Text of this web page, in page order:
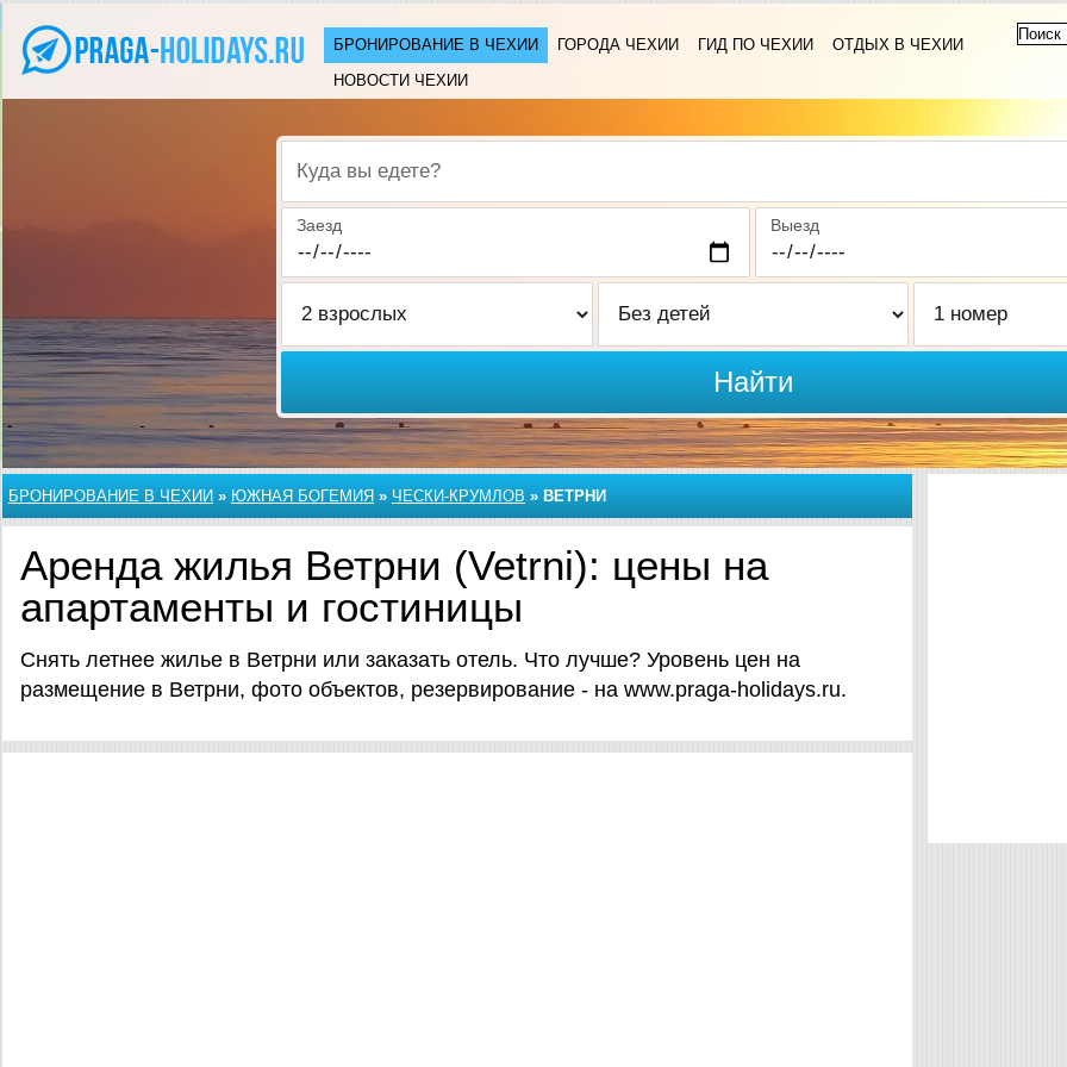
БРОНИРОВАНИЕ В ЧЕХИИ ГОРОДА ЧЕХИИ ГИД ПО ЧЕХИИ
ОТДЫХ В ЧЕХИИ
НОВОСТИ ЧЕХИИ
Куда вы едете?
Заезд Выезд
Найти
БРОНИРОВАНИЕ В ЧЕХИИ » ЮЖНАЯ БОГЕМИЯ » ЧЕСКИ-КРУМЛОВ » ВЕТРНИ
Аренда жилья Ветрни (Vetrni): цены на
апартаменты и гостиницы
Снять летнее жилье в Ветрни или заказать отель. Что лучше? Уровень цен на
размещение в Ветрни, фото объектов, резервирование - на www.praga-holidays.ru.